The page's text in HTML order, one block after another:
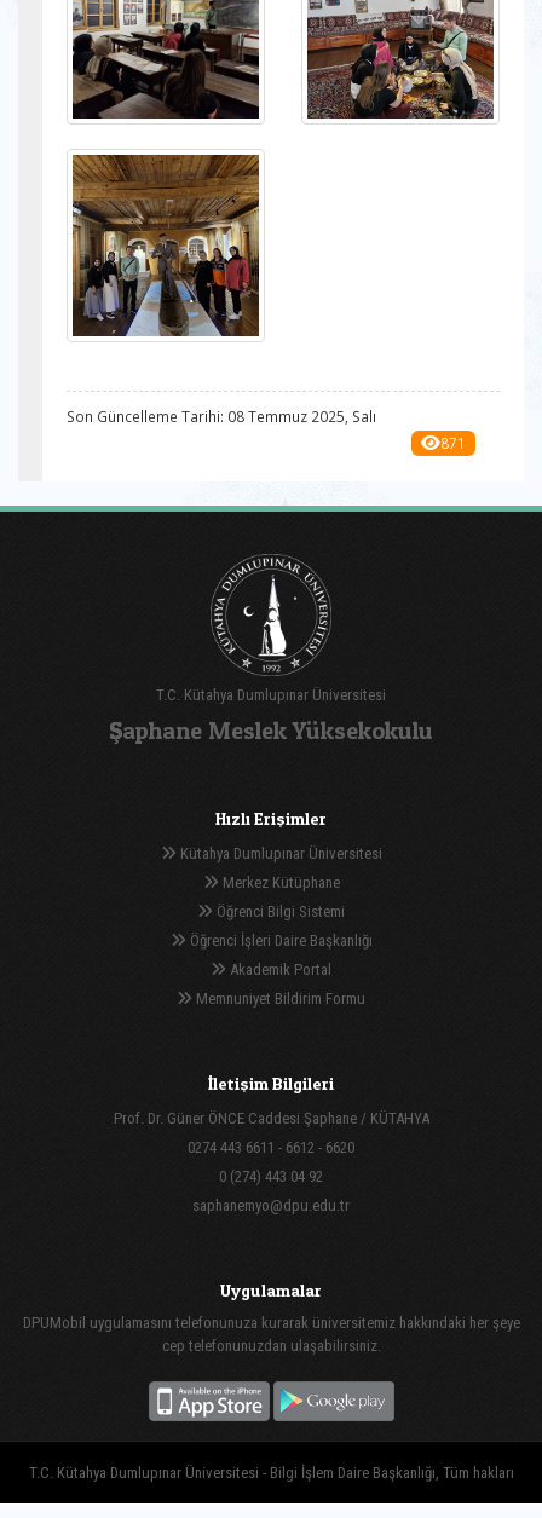
Son Güncelleme Tarihi: 08 Temmuz 2025, Salı
871
T.C. Kütahya Dumlupınar Üniversitesi
Şaphane Meslek Yüksekokulu
Hızlı Erişimler
Kütahya Dumlupınar Üniversitesi
Merkez Kütüphane
Öğrenci Bilgi Sistemi
Öğrenci İşleri Daire Başkanlığı
Akademik Portal
Memnuniyet Bildirim Formu
İletişim Bilgileri
Prof. Dr. Güner ÖNCE Caddesi Şaphane / KÜTAHYA
0274 443 6611 - 6612 - 6620
0 (274) 443 04 92
saphanemyo@dpu.edu.tr
Uygulamalar
DPUMobil uygulamasını telefonunuza kurarak üniversitemiz hakkındaki her şeye
cep telefonunuzdan ulaşabilirsiniz.
T.C. Kütahya Dumlupınar Üniversitesi - Bilgi İşlem Daire Başkanlığı, Tüm hakları